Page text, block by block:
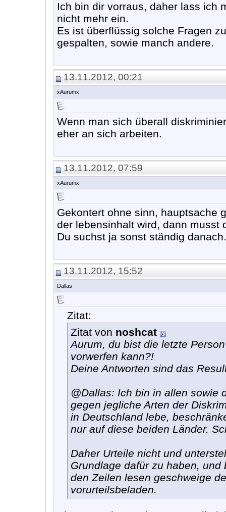
Ich bin dir vorraus, daher lass ich
nicht mehr ein.
Es ist überflüssig solche Fragen
gespalten, sowie manch andere.
13.11.2012, 00:21
xAurumx
Wenn man sich überall
eher an sich arbeiten.
13.11.2012, 07:59
xAurumx
Gekontert ohne sinn, hauptsache
der lebensinhalt wird, dann musst
Du suchst ja sonst ständig danach.
13.11.2012, 15:52
Dallas
Zitat:
Zitat von noshcat
Aurum, du bist die letzte
vorwerfen kann?!
Deine Antworten sind das
@Dallas: Ich bin in allen sowie
gegen jegliche Arten der
in Deutschland lebe,
nur auf diese beiden Länder.
Daher Urteile nicht und
Grundlage dafür zu haben,
den Zeilen lesen geschweige
vorurteilsbeladen.